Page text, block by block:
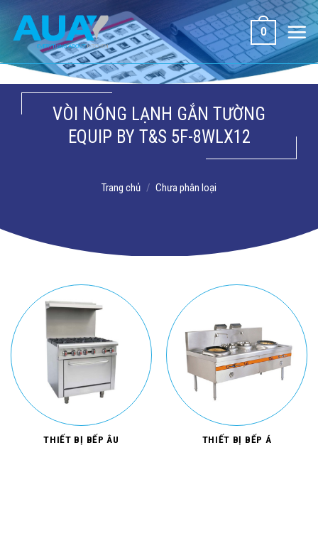
dung
0
VÒI NÓNG LẠNH GẮN TƯỜNG
EQUIP BY T&S 5F-8WLX12
Trang chủ / Chưa phân loại
THIẾT BỊ BẾP ÂU THIẾT BỊ BẾP Á